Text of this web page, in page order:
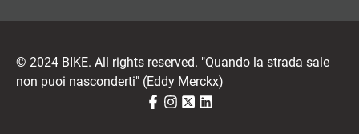
© 2024 BIKE. All rights reserved. "Quando la strada sale
non puoi nasconderti" (Eddy Merckx)